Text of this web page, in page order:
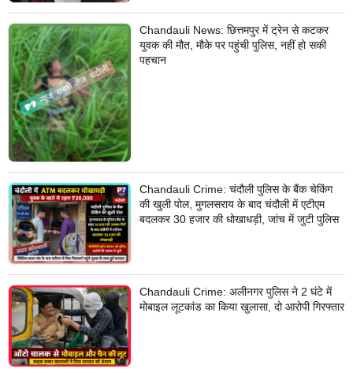
Chandauli News: छित्तमपुर में ट्रेन से कटकर
युवक की मौत, मौके पर पहुंची पुलिस, नहीं हो सकी
पहचान
Chandauli Crime: चंदौली पुलिस के बैंक चेकिंग
की खुली पोल, मुगलसराय के बाद चंदौली में एटीएम
बदलकर 30 हजार की धोखाधड़ी, जांच में जुटी पुलिस
Chandauli Crime: अलीनगर पुलिस ने 2 घंटे में
मोबाइल लूटकांड का किया खुलासा, दो आरोपी गिरफ्तार